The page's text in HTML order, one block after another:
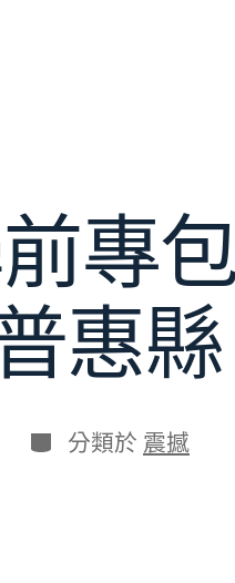
專
惠縣
分
類
分類於 震撼